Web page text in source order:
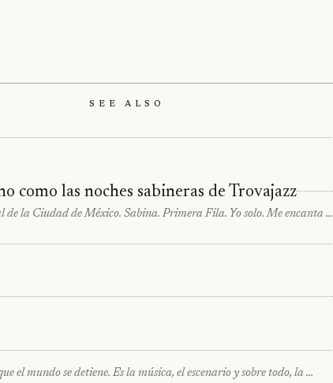
See Also
como las noches sabineras de Trovajazz
la Ciudad de México. Sabina. Primera Fila. Yo solo. Me encanta …
el mundo se detiene. Es la música, el escenario y sobre todo, la …